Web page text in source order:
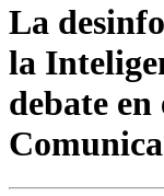
La
la
debate